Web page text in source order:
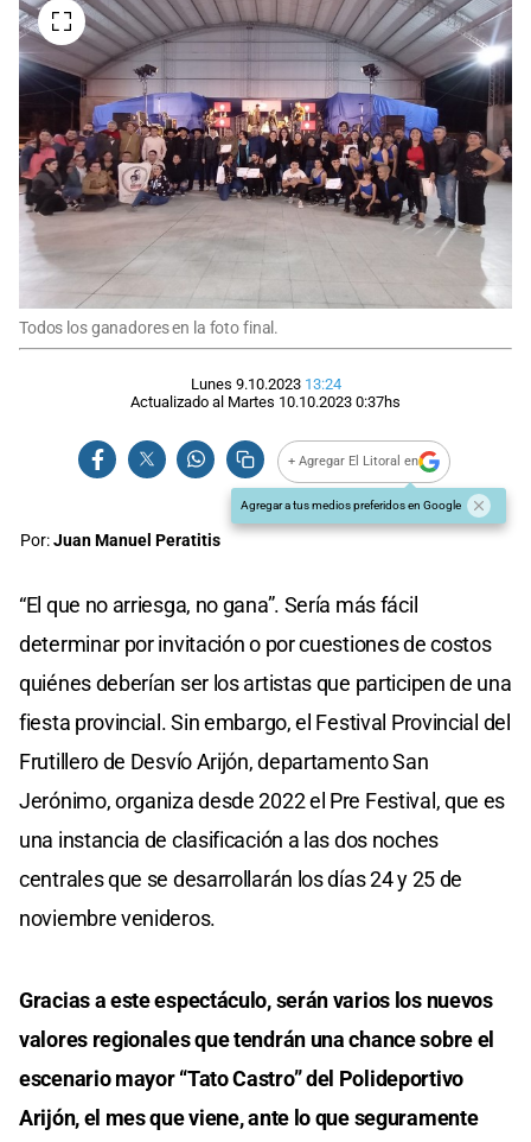
Todos los ganadores en la foto final.
Lunes 9.10.2023 13:24
Actualizado al Martes 10.10.2023 0:37hs
+ Agregar El Litoral en
Agregar a tus medios preferidos en Google
Por:Juan Manuel Peratitis
“El que no arriesga, no gana”. Sería más fácil
determinar por invitación o por cuestiones de costos
quiénes deberían ser los artistas que participen de una
fiesta provincial. Sin embargo, el Festival Provincial del
Frutillero de Desvío Arijón, departamento San
Jerónimo, organiza desde 2022 el Pre Festival, que es
una instancia de clasificación a las dos noches
centrales que se desarrollarán los días 24 y 25 de
noviembre venideros.
Gracias a este espectáculo, serán varios los nuevos
valores regionales que tendrán una chance sobre el
escenario mayor “Tato Castro” del Polideportivo
Arijón, el mes que viene, ante lo que seguramente